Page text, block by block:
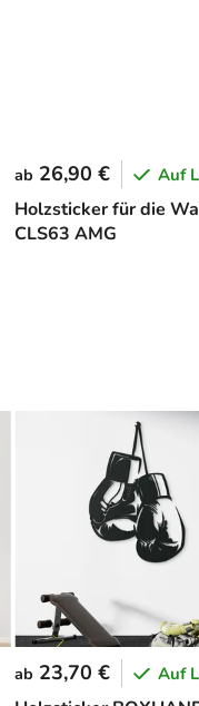
Holzsticker für die
CLS63 AMG
ab 26,90 € Auf
ab 23,70 € Auf